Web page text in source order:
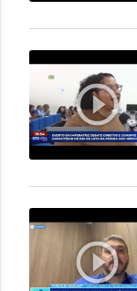
play_circle_outline
play_circle_outline